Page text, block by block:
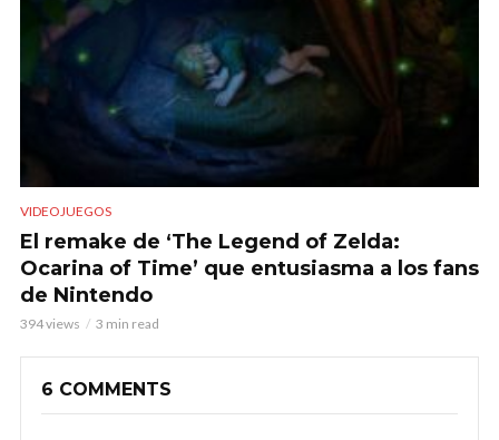
VIDEOJUEGOS
El remake de ‘The Legend of Zelda:
Ocarina of Time’ que entusiasma a los fans
de Nintendo
394 views 3 min read
6 COMMENTS